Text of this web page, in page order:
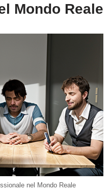
Mondo Reale
nel Mondo Reale